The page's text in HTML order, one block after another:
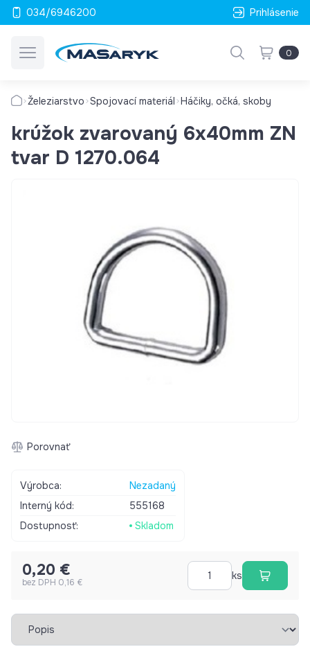
034/6946200 Prihlásenie
0
Železiarstvo Spojovací materiál Háčiky, očká, skoby
krúžok zvarovaný 6x40mm ZN
tvar D 1270.064
Porovnať
Výrobca:
Nezadaný
Interný kód:
555168
Dostupnosť:
Skladom
0,20 €
bez DPH 0,16 €
ks
Vybrať záložku